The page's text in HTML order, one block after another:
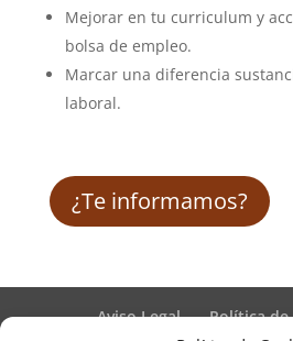
Mejorar en tu curriculum y
bolsa de empleo.
Marcar una diferencia
laboral.
¿Te informamos?
Aviso Legal
Política de